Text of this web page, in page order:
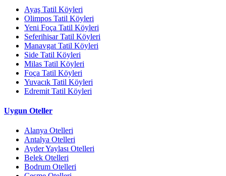
Ayaş Tatil Köyleri
Olimpos Tatil Köyleri
Yeni Foça Tatil Köyleri
Seferihisar Tatil Köyleri
Manavgat Tatil Köyleri
Side Tatil Köyleri
Milas Tatil Köyleri
Foça Tatil Köyleri
Yuvacık Tatil Köyleri
Edremit Tatil Köyleri
Uygun Oteller
Alanya Otelleri
Antalya Otelleri
Ayder Yaylası Otelleri
Belek Otelleri
Bodrum Otelleri